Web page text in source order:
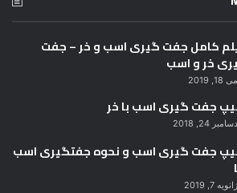
کامل جفت گیری اسب و خر – جفت
خر و اسب
می 18, 2019
جفت گیری اسب با خر
دسامبر 24, 2018
جفت گیری اسب و نحوه جفتگیری اسب
ژانویه 7, 2019